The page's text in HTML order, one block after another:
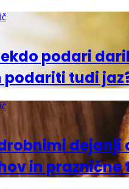
podari
podariti tudi
dejanji
in praznične